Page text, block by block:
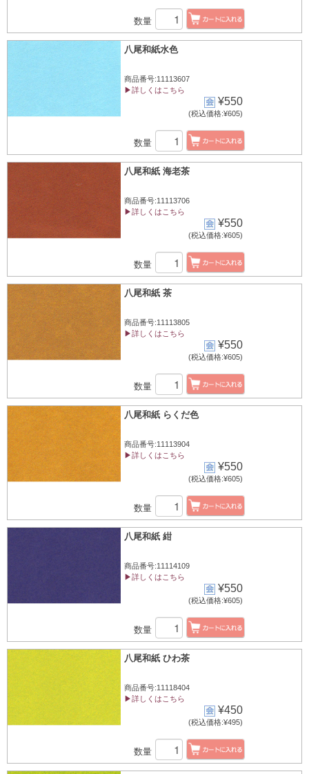
数量
八尾和紙水色
商品番号:11113607
▶詳しくはこちら
¥550
(税込価格:¥605)
数量
八尾和紙 海老茶
商品番号:11113706
▶詳しくはこちら
¥550
(税込価格:¥605)
数量
八尾和紙 茶
商品番号:11113805
▶詳しくはこちら
¥550
(税込価格:¥605)
数量
八尾和紙 らくだ色
商品番号:11113904
▶詳しくはこちら
¥550
(税込価格:¥605)
数量
八尾和紙 紺
商品番号:11114109
▶詳しくはこちら
¥550
(税込価格:¥605)
数量
八尾和紙 ひわ茶
商品番号:11118404
▶詳しくはこちら
¥450
(税込価格:¥495)
数量